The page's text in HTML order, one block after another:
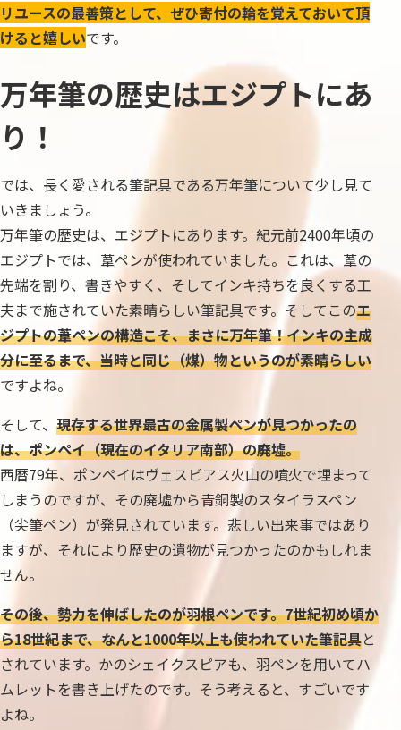
リユースの最善策として、ぜひ寄付の輪を覚えておいて頂
けると嬉しいです。
万年筆の歴史はエジプトにあ
り！
では、長く愛される筆記具である万年筆について少し見て
いきましょう。
万年筆の歴史は、エジプトにあります。紀元前2400年頃の
エジプトでは、葦ペンが使われていました。これは、葦の
先端を割り、書きやすく、そしてインキ持ちを良くする工
夫まで施されていた素晴らしい筆記具です。そしてこのエ
ジプトの葦ペンの構造こそ、まさに万年筆！インキの主成
分に至るまで、当時と同じ（煤）物というのが素晴らしい
ですよね。
そして、 現存する世界最古の金属製ペンが見つかったの
は、ポンペイ（現在のイタリア南部）の廃墟。
西暦79年、ポンペイはヴェスビアス火山の噴火で埋まって
しまうのですが、その廃墟から青銅製のスタイラスペン
（尖筆ペン）が発見されています。悲しい出来事ではあり
ますが、それにより歴史の遺物が見つかったのかもしれま
せん。
その後、勢力を伸ばしたのが羽根ペンです。7世紀初め頃か
ら18世紀まで、なんと1000年以上も使われていた筆記具と
されています。かのシェイクスピアも、羽ペンを用いてハ
ムレットを書き上げたのです。そう考えると、すごいです
よね。